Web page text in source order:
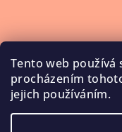
Tento web používá
procházením
jejich používáním.